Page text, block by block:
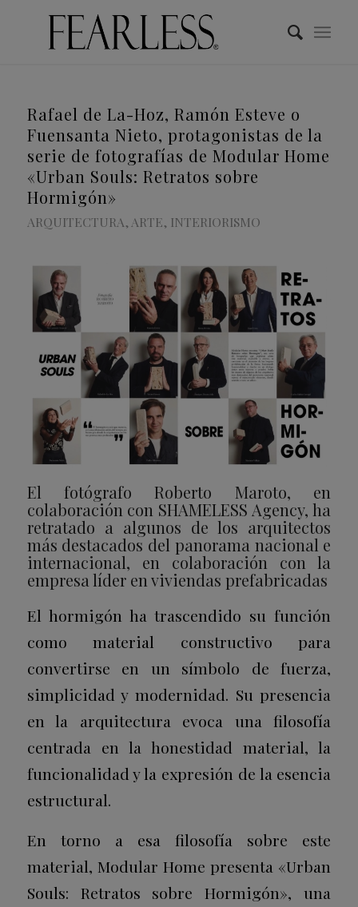
Rafael de La-Hoz, Ramón Esteve o
Fuensanta Nieto, protagonistas de la
serie de fotografías de Modular Home
«Urban Souls: Retratos sobre
Hormigón»
ARQUITECTURA, ARTE, INTERIORISMO
El fotógrafo Roberto Maroto, en
colaboración con SHAMELESS Agency, ha
retratado a algunos de los arquitectos
más destacados del panorama nacional e
internacional, en colaboración con la
empresa líder en viviendas prefabricadas
El hormigón ha trascendido su función
como material constructivo para
convertirse en un símbolo de fuerza,
simplicidad y modernidad. Su presencia
en la arquitectura evoca una filosofía
centrada en la honestidad material, la
funcionalidad y la expresión de la esencia
estructural.
En torno a esa filosofía sobre este
material, Modular Home presenta «Urban
Souls: Retratos sobre Hormigón», una